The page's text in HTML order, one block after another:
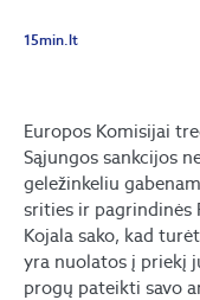
15min.lt
Europos Komisijai
Sąjungos sankcijos
geležinkeliu
srities ir pagrindinės
Kojala sako, kad
yra nuolatos į priekį
progų pateikti savo